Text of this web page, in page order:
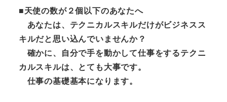
■天使の数が２個以下のあなたへ
あなたは、テクニカルスキルだけがビジネスス
キルだと思い込んでいませんか？
確かに、自分で手を動かして仕事をするテクニ
カルスキルは、とても大事です。
仕事の基礎基本になります。